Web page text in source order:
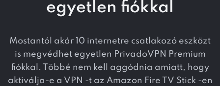
egyetlen fiókkal
Mostantól akár 10 internetre csatlakozó eszközt
is megvédhet egyetlen PrivadoVPN Premium
fiókkal. Többé nem kell aggódnia amiatt, hogy
aktiválja-e a VPN -t az Amazon Fire TV Stick -en